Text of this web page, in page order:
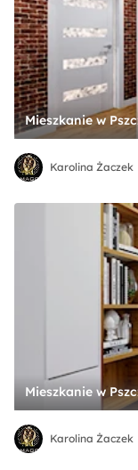
Karolina Żaczek
Karolina Żaczek